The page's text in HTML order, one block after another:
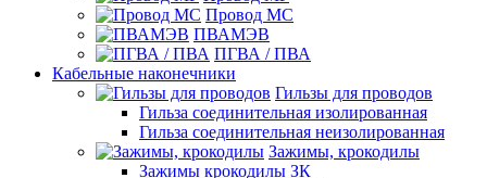
Провод МС
ПВАМЭВ
ПГВА / ПВА
Кабельные наконечники
Гильзы для проводов
Гильза соединительная изолированная
Гильза соединительная неизолированная
Зажимы, крокодилы
Зажимы крокодилы ЗК